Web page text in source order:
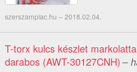
szerszampiac.hu – 2018.02.04.
T-torx kulcs készlet
darabos (AWT-30127CNH) –